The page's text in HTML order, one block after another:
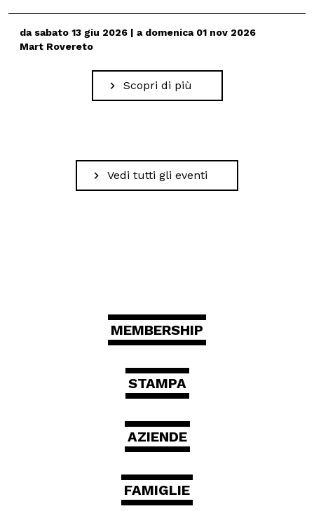
da sabato 13 giu 2026 | a domenica 01 nov 2026
Mart Rovereto
Scopri di più
Vedi tutti gli eventi
MEMBERSHIP
STAMPA
AZIENDE
FAMIGLIE